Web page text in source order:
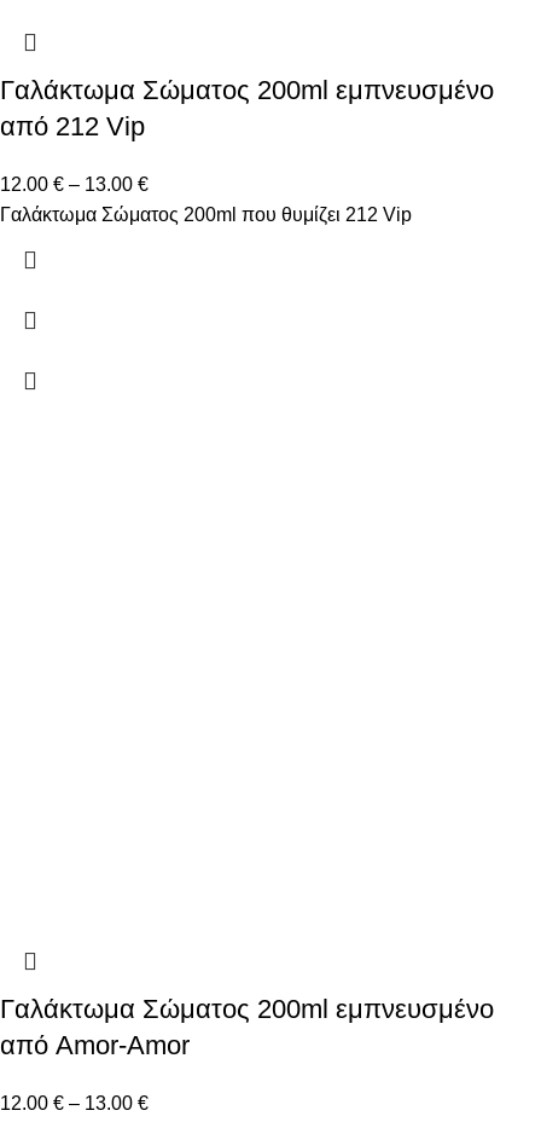
Γαλάκτωμα Σώματος 200ml εμπνευσμένο
από 212 Vip
12.00 € – 13.00 €
Γαλάκτωμα Σώματος 200ml που θυμίζει 212 Vip
Γαλάκτωμα Σώματος 200ml εμπνευσμένο
από Amor-Amor
12.00 € – 13.00 €